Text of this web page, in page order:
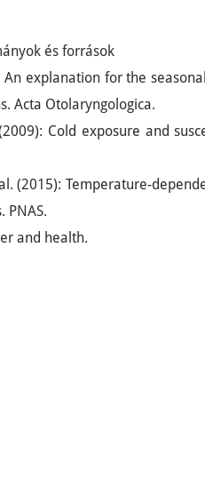
és források
An explanation for the
Acta Otolaryngologica.
Cold exposure and
(2015): Temperature-
PNAS.
and health.